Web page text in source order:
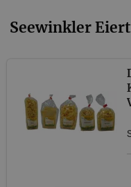
Seewinkler